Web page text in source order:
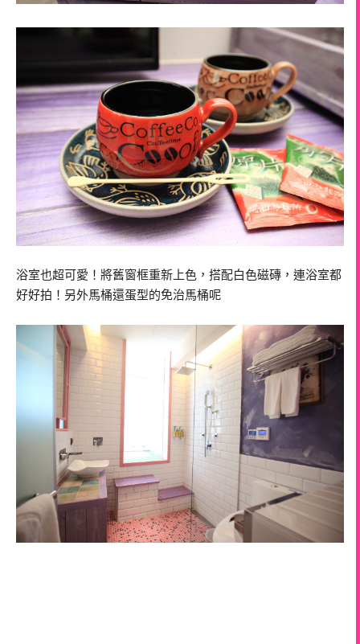
浴室也超可愛！將舊窗框重新上色，搭配白色磁磚，連浴室都
好好拍！另外馬桶還蛋型的免治馬桶呢